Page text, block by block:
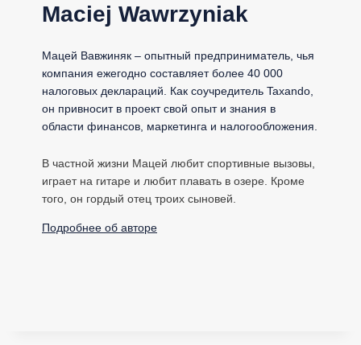
Maciej Wawrzyniak
Мацей Вавжиняк – опытный предприниматель, чья
компания ежегодно составляет более 40 000
налоговых деклараций. Как соучредитель Taxando,
он привносит в проект свой опыт и знания в
области финансов, маркетинга и налогообложения.
В частной жизни Мацей любит спортивные вызовы,
играет на гитаре и любит плавать в озере. Кроме
того, он гордый отец троих сыновей.
Подробнее об авторе